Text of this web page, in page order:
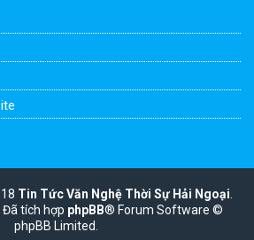
Tin Tức Văn Nghệ Thời Sự Hải Ngoại
Đã tích hợp phpBB® Forum Software ©
phpBB Limited.